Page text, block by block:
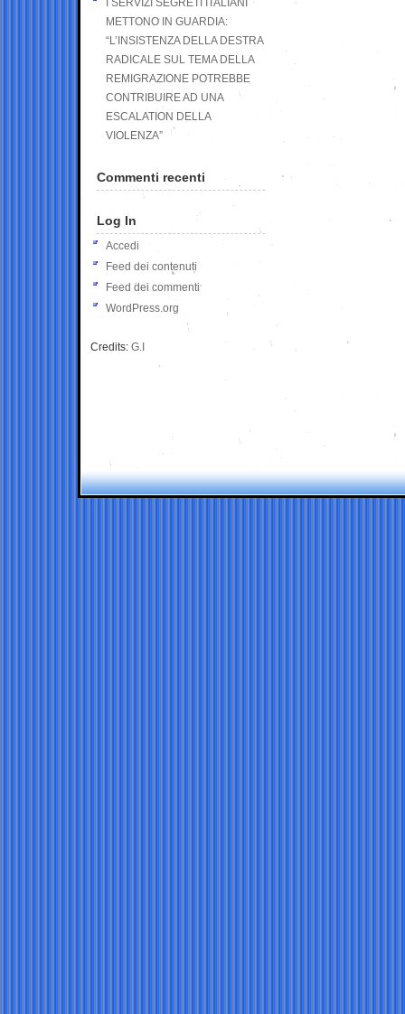
I SERVIZI SEGRETI ITALIANI
METTONO IN GUARDIA:
“L’INSISTENZA DELLA DESTRA
RADICALE SUL TEMA DELLA
REMIGRAZIONE POTREBBE
CONTRIBUIRE AD UNA
ESCALATION DELLA
VIOLENZA”
Commenti recenti
Log In
Accedi
Feed dei contenuti
Feed dei commenti
WordPress.org
Credits: G.I